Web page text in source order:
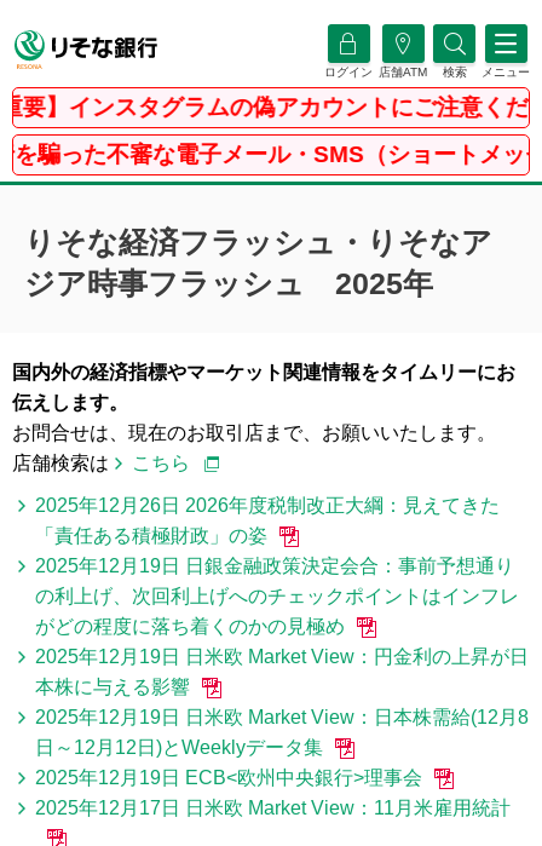
ログイン 店舗ATM 検索 メニュー
ンスタグラムの偽アカウントにご注意ください
電子メール・SMS（ショートメッセージサービ
りそな経済フラッシュ・りそなア
ジア時事フラッシュ 2025年
国内外の経済指標やマーケット関連情報をタイムリーにお
伝えします。
お問合せは、現在のお取引店まで、お願いいたします。
店舗検索は
こちら
2025年12月26日 2026年度税制改正大綱：見えてきた
「責任ある積極財政」の姿
2025年12月19日 日銀金融政策決定会合：事前予想通り
の利上げ、次回利上げへのチェックポイントはインフレ
がどの程度に落ち着くのかの見極め
2025年12月19日 日米欧 Market View：円金利の上昇が日
本株に与える影響
2025年12月19日 日米欧 Market View：日本株需給(12月8
日～12月12日)とWeeklyデータ集
2025年12月19日 ECB<欧州中央銀行>理事会
2025年12月17日 日米欧 Market View：11月米雇用統計